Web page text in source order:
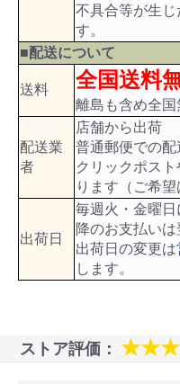
不具合等が生
す。
■配送について
送料 全国送料
離島も含め全国
配送業
者
店舗から出荷
普通郵便での
クリックポス
ります（ご希望
出荷日
毎週火・金曜
降のお支払いは
出荷日の変更は
します。
ストア評価：